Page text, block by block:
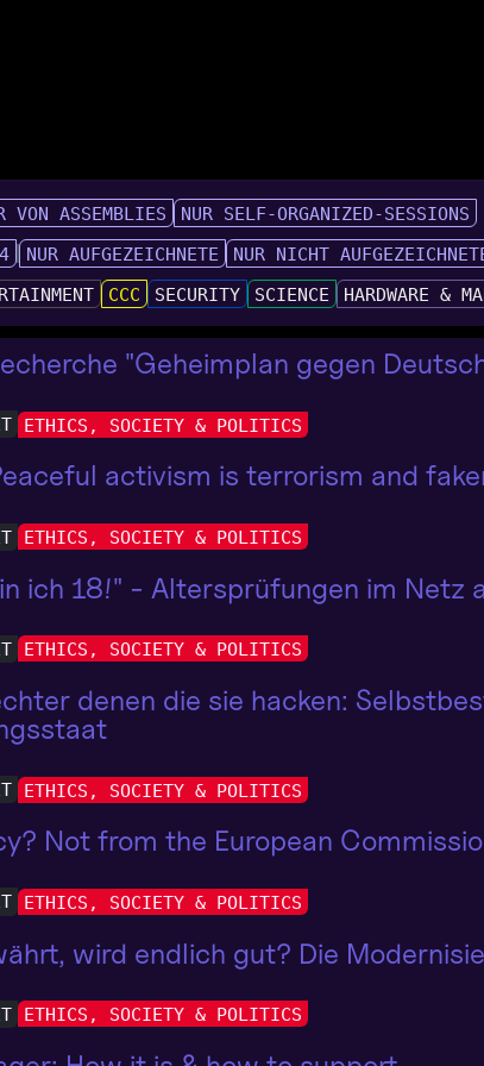
VON ASSEMBLIES
NUR SELF-ORGANIZED-SESSIONS
NUR AUFGEZEICHNETE NUR NICHT
CCC SECURITY SCIENCE HARDWARE &
"Geheimplan gegen
ETHICS, SOCIETY & POLITICS
activism is terrorism and
ETHICS, SOCIETY & POLITICS
ich 18!" - Altersprüfungen im Netz
ETHICS, SOCIETY & POLITICS
denen die sie hacken:
ETHICS, SOCIETY & POLITICS
Not from the European
ETHICS, SOCIETY & POLITICS
wird endlich gut? Die
ETHICS, SOCIETY & POLITICS